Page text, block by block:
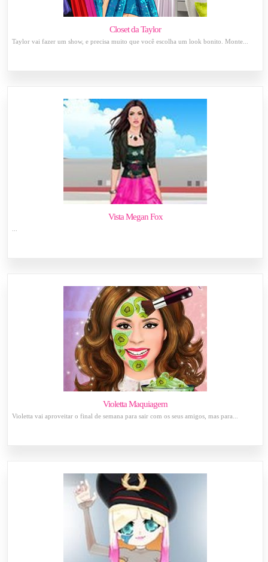
Closet da Taylor
Taylor vai fazer um show, e precisa muito que você escolha um look bonito. Monte...
Vista Megan Fox
Violetta Maquiagem
Violetta vai aproveitar o final de semana para sair com os seus amigos, mas para...